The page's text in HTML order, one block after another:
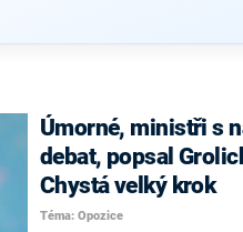
Úmorné, ministři s
debat, popsal
Chystá velký krok
Téma: Opozice